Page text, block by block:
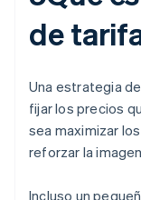
de
Una estrategia
fijar los precios
sea maximizar
reforzar la
Incluso un